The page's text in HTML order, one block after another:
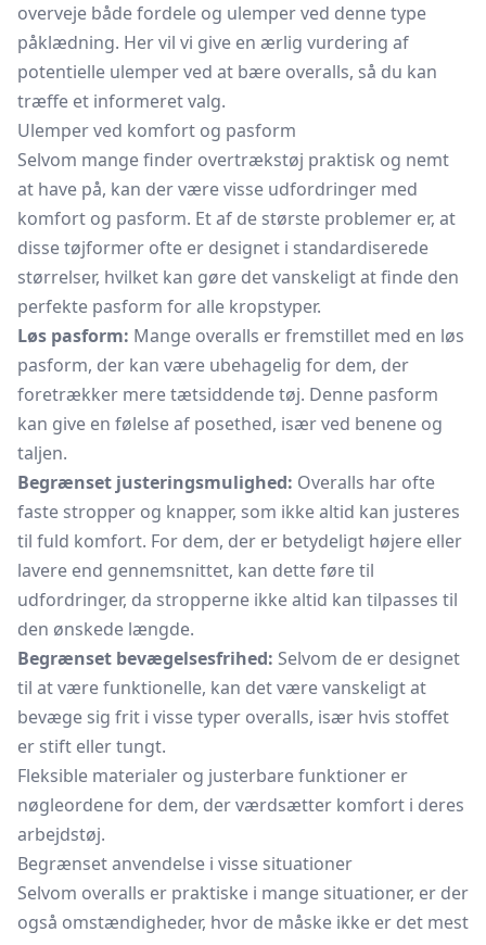
overveje både fordele og ulemper ved denne type
påklædning. Her vil vi give en ærlig vurdering af
potentielle ulemper ved at bære overalls, så du kan
træffe et informeret valg.
Ulemper ved komfort og pasform
Selvom mange finder overtrækstøj praktisk og nemt
at have på, kan der være visse udfordringer med
komfort og pasform. Et af de største problemer er, at
disse tøjformer ofte er designet i standardiserede
størrelser, hvilket kan gøre det vanskeligt at finde den
perfekte pasform for alle kropstyper.
Løs pasform: Mange overalls er fremstillet med en løs
pasform, der kan være ubehagelig for dem, der
foretrækker mere tætsiddende tøj. Denne pasform
kan give en følelse af posethed, især ved benene og
taljen.
Begrænset justeringsmulighed: Overalls har ofte
faste stropper og knapper, som ikke altid kan justeres
til fuld komfort. For dem, der er betydeligt højere eller
lavere end gennemsnittet, kan dette føre til
udfordringer, da stropperne ikke altid kan tilpasses til
den ønskede længde.
Begrænset bevægelsesfrihed: Selvom de er designet
til at være funktionelle, kan det være vanskeligt at
bevæge sig frit i visse typer overalls, især hvis stoffet
er stift eller tungt.
Fleksible materialer og justerbare funktioner er
nøgleordene for dem, der værdsætter komfort i deres
arbejdstøj.
Begrænset anvendelse i visse situationer
Selvom overalls er praktiske i mange situationer, er der
også omstændigheder, hvor de måske ikke er det mest